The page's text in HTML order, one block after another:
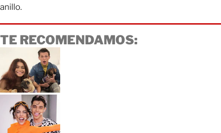
anillo.
TE RECOMENDAMOS: